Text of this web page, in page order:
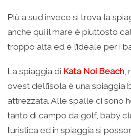
Più a sud invece si trova la
anche qui il mare è piuttosto
troppo alta ed è l’ideale per i
La spiaggia di Kata Noi Beach
ovest dell’isola è una spiaggia
attrezzata. Alle spalle ci sono
tanto di campo da golf, baby
turistica ed in spiaggia si